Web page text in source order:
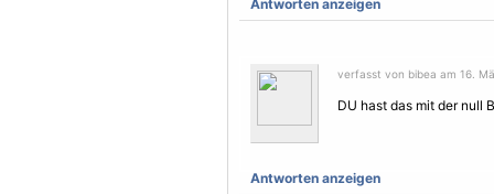
Antworten anzeigen
verfasst von bibea am 16.
DU hast das mit der null
Antworten anzeigen